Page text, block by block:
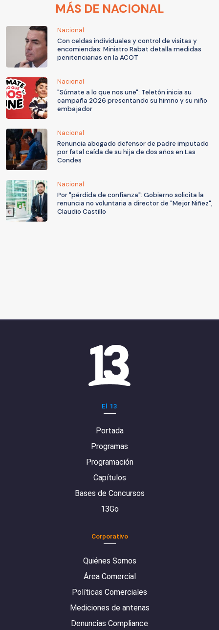
MÁS DE NACIONAL
Nacional
Con celdas individuales y control de visitas y
encomiendas: Ministro Rabat detalla medidas
penitenciarias en la ACOT
Nacional
"Súmate a lo que nos une": Teletón inicia su
campaña 2026 presentando su himno y su niño
embajador
Nacional
Renuncia abogado defensor de padre imputado
por fatal caída de su hija de dos años en Las
Condes
Nacional
Por "pérdida de confianza": Gobierno solicita la
renuncia no voluntaria a director de "Mejor Niñez",
Claudio Castillo
El 13
Portada
Programas
Programación
Capítulos
Bases de Concursos
13Go
Corporativo
Quiénes Somos
Área Comercial
Políticas Comerciales
Mediciones de antenas
Denuncias Compliance